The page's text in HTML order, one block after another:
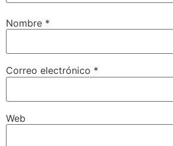
Nombre *
Correo electrónico *
Web